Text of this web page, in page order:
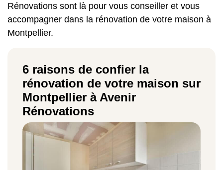
Rénovations sont là pour vous conseiller et vous
accompagner dans la rénovation de votre maison à
Montpellier.
6 raisons de confier la
rénovation de votre maison sur
Montpellier à Avenir
Rénovations